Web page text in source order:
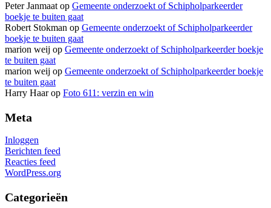
Peter Janmaatop Gemeente onderzoekt of Schipholparkeerder
boekje te buiten gaat
Robert Stokman op Gemeente onderzoekt of Schipholparkeerder
boekje te buiten gaat
marion weij op Gemeente onderzoekt of Schipholparkeerder boekje
te buiten gaat
marion weij op Gemeente onderzoekt of Schipholparkeerder boekje
te buiten gaat
Harry Haarop Foto 611: verzin en win
Meta
Inloggen
Berichten feed
Reacties feed
WordPress.org
Categorieën